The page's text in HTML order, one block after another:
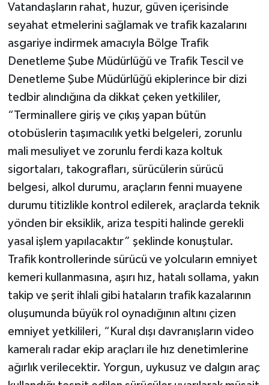
Vatandaşların rahat, huzur, güven içerisinde
seyahat etmelerini sağlamak ve trafik kazalarını
asgariye indirmek amacıyla Bölge Trafik
Denetleme Şube Müdürlüğü ve Trafik Tescil ve
Denetleme Şube Müdürlüğü ekiplerince bir dizi
tedbir alındığına da dikkat çeken yetkililer,
“Terminallere giriş ve çıkış yapan bütün
otobüslerin taşımacılık yetki belgeleri, zorunlu
mali mesuliyet ve zorunlu ferdi kaza koltuk
sigortaları, takografları, sürücülerin sürücü
belgesi, alkol durumu, araçların fenni muayene
durumu titizlikle kontrol edilerek, araçlarda teknik
yönden bir eksiklik, ariza tespiti halinde gerekli
yasal işlem yapılacaktır” şeklinde konuştular.
Trafik kontrollerinde sürücü ve yolcuların emniyet
kemeri kullanmasına, aşırı hız, hatalı sollama, yakın
takip ve şerit ihlali gibi hataların trafik kazalarının
oluşumunda büyük rol oynadığının altını çizen
emniyet yetkilileri, “Kural dışı davranışların video
kameralı radar ekip araçları ile hız denetimlerine
ağırlık verilecektir. Yorgun, uykusuz ve dalgın araç